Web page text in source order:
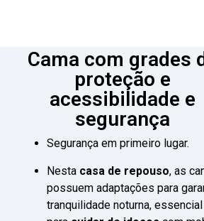
Cama com grades
proteção e
acessibilidade e
segurança
Segurança em primeiro lugar.
Nesta casa de repouso, as
possuem adaptações para
tranquilidade noturna, essencial